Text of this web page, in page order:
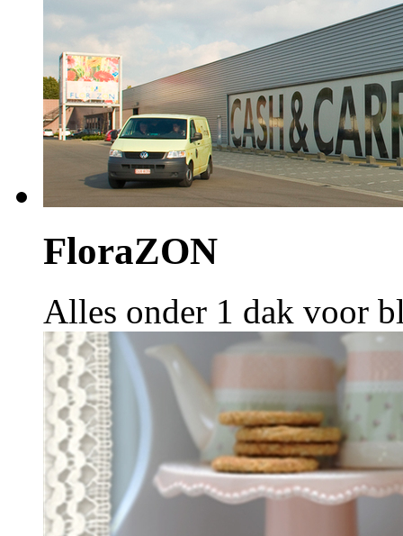
FloraZON
Alles onder 1 dak voor